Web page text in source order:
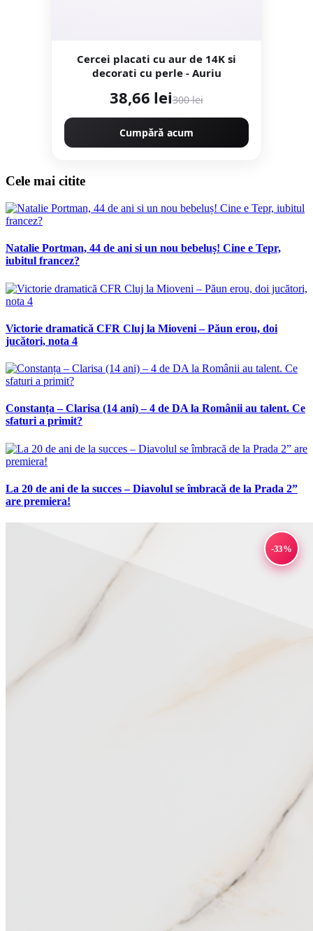
Cercei placati cu aur de 14K si
decorati cu perle - Auriu
38,66 lei300 lei
Cumpără acum
Cele mai citite
Natalie Portman, 44 de ani si un nou bebeluș! Cine e Tepr,
iubitul francez?
Victorie dramatică CFR Cluj la Mioveni – Păun erou, doi
jucători, nota 4
Constanța – Clarisa (14 ani) – 4 de DA la Românii au talent. Ce
sfaturi a primit?
La 20 de ani de la succes – Diavolul se îmbracă de la Prada 2”
are premiera!
-33%